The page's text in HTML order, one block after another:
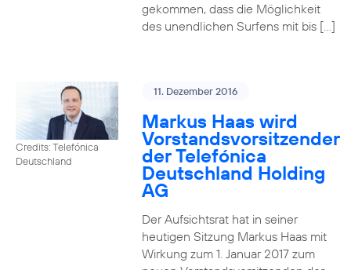
gekommen, dass die Möglichkeit
des unendlichen Surfens mit bis […]
Credits: Telefónica
Deutschland
11. Dezember 2016
Markus Haas wird
Vorstandsvorsitzender
der Telefónica
Deutschland Holding
AG
Der Aufsichtsrat hat in seiner
heutigen Sitzung Markus Haas mit
Wirkung zum 1. Januar 2017 zum